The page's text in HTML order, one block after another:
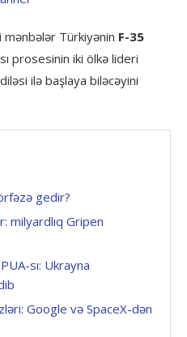
mənbələr Türkiyənin F-35
prosesinin iki ölkə lideri
ilə başlaya biləcəyini
gedir?
milyardlıq Gripen
sı: Ukrayna
Google və SpaceX-dən